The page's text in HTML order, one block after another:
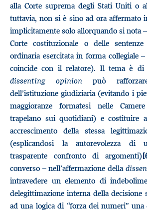
alla Corte suprema degli Stati Uniti o
tuttavia, non si è sino ad ora affermato
implicitamente solo allorquando si nota
Corte costituzionale o delle
ordinaria esercitata in forma collegiale –
coincide con il relatore). Il tema è di
dissenting opinion può
dell’istituzione giudiziaria (evitando i
maggioranze formatesi nelle
trapelano sui quotidiani) e costituire
accrescimento della stessa
(esplicandosi la autorevolezza di
trasparente confronto di argomenti)
converso – nell’affermazione della
intravedere un elemento di
delegittimazione interna della decisione
ad una logica di “forza dei numeri”